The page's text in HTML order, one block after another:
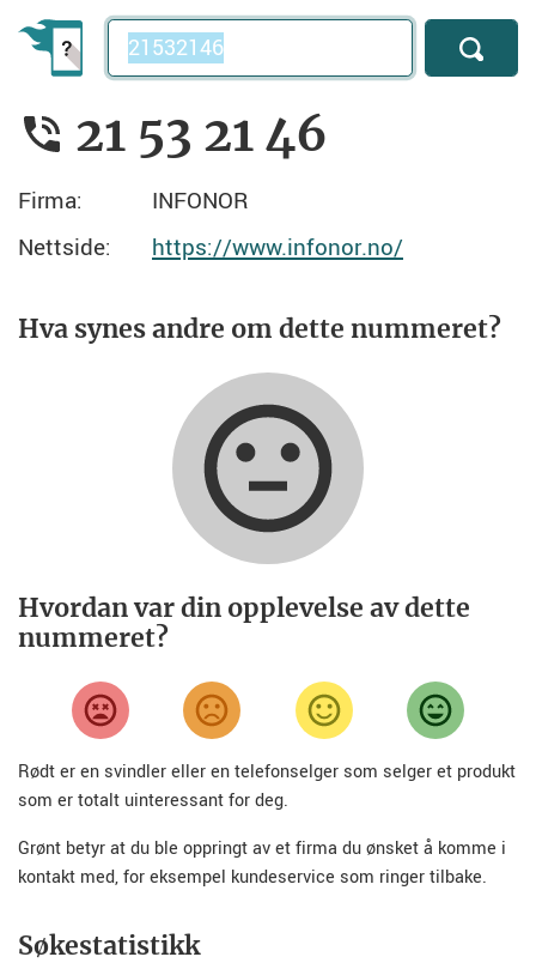
Telefonnummer
21 53 21 46
Firma:
INFONOR
Nettside:
https://www.infonor.no/
Hva synes andre om dette nummeret?
Hvordan var din opplevelse av dette
nummeret?
Rødt er en svindler eller en telefonselger som selger et produkt
som er totalt uinteressant for deg.
Grønt betyr at du ble oppringt av et firma du ønsket å komme i
kontakt med, for eksempel kundeservice som ringer tilbake.
Søkestatistikk